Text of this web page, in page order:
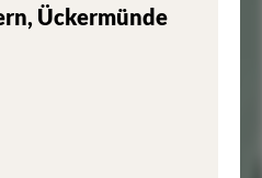
Ückermünde